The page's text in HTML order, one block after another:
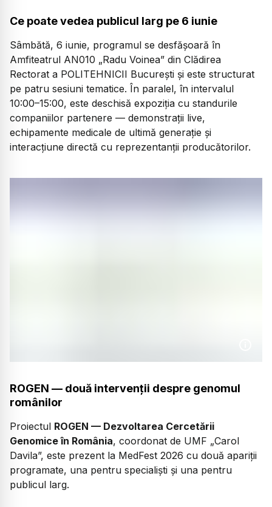
Ce poate vedea publicul larg pe 6 iunie
Sâmbătă, 6 iunie, programul se desfășoară în
Amfiteatrul AN010 „Radu Voinea” din Clădirea
Rectorat a POLITEHNICII București și este structurat
pe patru sesiuni tematice. În paralel, în intervalul
10:00–15:00, este deschisă expoziția cu standurile
companiilor partenere — demonstrații live,
echipamente medicale de ultimă generație și
interacțiune directă cu reprezentanții producătorilor.
ROGEN — două intervenții despre genomul
românilor
Proiectul ROGEN — Dezvoltarea Cercetării
Genomice în România, coordonat de UMF „Carol
Davila”, este prezent la MedFest 2026 cu două apariții
programate, una pentru specialiști și una pentru
publicul larg.